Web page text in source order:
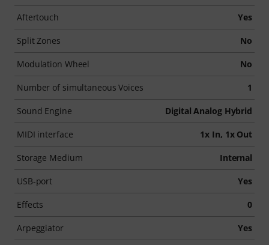
Aftertouch Yes
Split Zones No
Modulation Wheel No
Number of simultaneous Voices 1
Sound Engine Digital Analog Hybrid
MIDI interface 1x In, 1x Out
Storage Medium Internal
USB-port Yes
Effects 0
Arpeggiator Yes